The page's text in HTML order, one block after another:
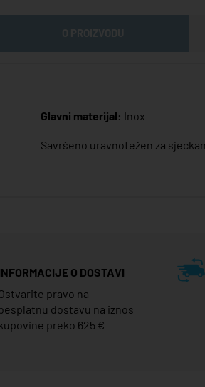
Glavni materijal: Inox
Savršeno uravnotežen za
O DOSTAVI
pravo na
dostavu na iznos
preko 625 €